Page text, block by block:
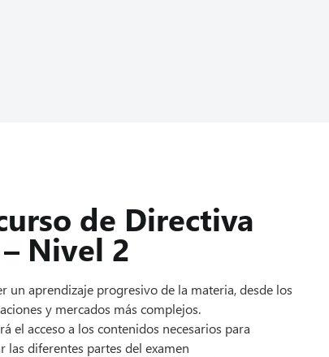
de Directiva
Nivel 2
un aprendizaje progresivo de la materia, desde los
y mercados más complejos.
el acceso a los contenidos necesarios para
las diferentes partes del examen